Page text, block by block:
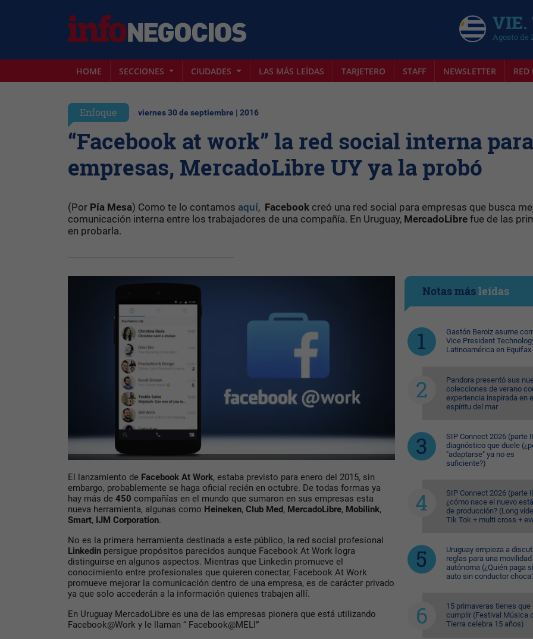
VIE.
Agosto de
HOME SECCIONES CIUDADES LAS MÁS LEÍDAS TARJETERO STAFF NEWSLETTER
Enfoque viernes 30 de septiembre | 2016
“Facebook at work” la red social interna para
empresas, MercadoLibre UY ya la probó
(Por Pía Mesa) Como te lo contamos aquí, Facebook creó una red social para empresas que busca
comunicación interna entre los trabajadores de una compañía. En Uruguay, MercadoLibre fue de las
en probarla.
El lanzamiento de Facebook At Work, estaba previsto para enero del 2015, sin
embargo, probablemente se haga oficial recién en octubre. De todas formas ya
hay más de 450 compañías en el mundo que sumaron en sus empresas esta
nueva herramienta, algunas como Heineken, Club Med, MercadoLibre, Mobilink,
Smart, IJM Corporation.
No es la primera herramienta destinada a este público, la red social profesional
Linkedin persigue propósitos parecidos aunque Facebook At Work logra
distinguirse en algunos aspectos. Mientras que Linkedin promueve el
conocimiento entre profesionales que quieren conectar, Facebook At Work
promueve mejorar la comunicación dentro de una empresa, es de carácter privado
ya que solo accederán a la información quienes trabajen allí.
En Uruguay MercadoLibre es una de las empresas pionera que está utilizando
Facebook@Work y le llaman “ Facebook@MELI”
Notas másleídas
Gastón Beroiz asume
Vice President
Latinoamérica en Equifax
Pandora presentó sus
colecciones de verano
experiencia inspirada en
espíritu del mar
SIP Connect 2026 (parte
diagnóstico que duele
"adaptarse" ya no es
suficiente?)
SIP Connect 2026 (parte
¿cómo nace el nuevo
de producción? (Long
Tik Tok + multi cross +
Uruguay empieza a
reglas para una movilidad
autónoma (¿Quién paga
auto sin conductor
15 primaveras tienes que
cumplir (Festival Música
Tierra celebra 15 años)